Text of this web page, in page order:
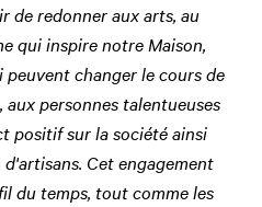
de redonner aux arts,au
qui inspire notre Maison,
peuvent changer lecoursde
personnes talentueuses
positif sur la société ainsi
Cet engagement
fil du temps, toutcommeles